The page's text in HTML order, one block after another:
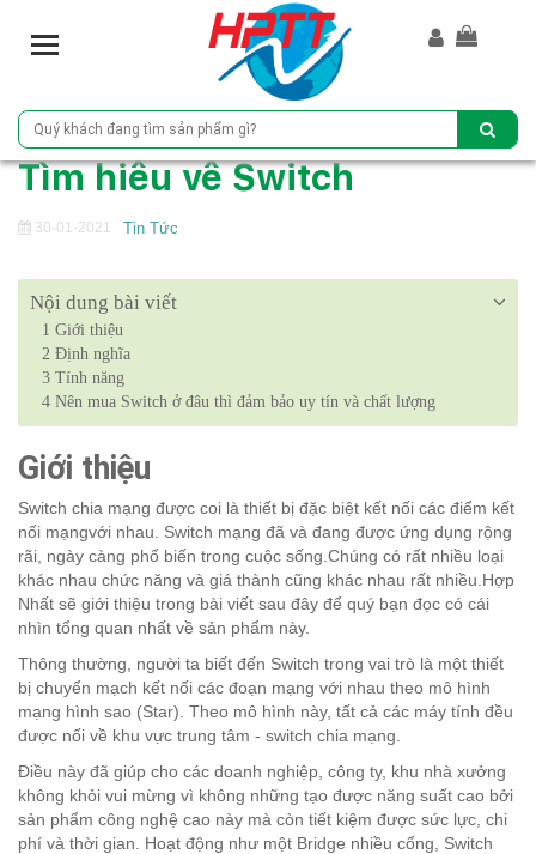
T
l
e
a
i
g
a
t
i
o
Tìm hiều về Switch
30-01-2021 Tin Tức
Nội dung bài viết
1 Giới thiệu
2 Định nghĩa
3 Tính năng
4 Nên mua Switch ở đâu thì đảm bảo uy tín và chất lượng
Giới thiệu
Switch chia mạng được coi là thiết bị đặc biệt kết nối các điểm kết
nối mạngvới nhau. Switch mạng đã và đang được ứng dụng rộng
rãi, ngày càng phổ biến trong cuộc sống.Chúng có rất nhiều loại
khác nhau chức năng và giá thành cũng khác nhau rất nhiều.Hợp
Nhất sẽ giới thiệu trong bài viết sau đây để quý bạn đọc có cái
nhìn tổng quan nhất về sản phẩm này.
Thông thường, người ta biết đến Switch trong vai trò là một thiết
bị chuyển mạch kết nối các đoạn mạng với nhau theo mô hình
mạng hình sao (Star). Theo mô hình này, tất cả các máy tính đều
được nối về khu vực trung tâm - switch chia mạng.
Điều này đã giúp cho các doanh nghiệp, công ty, khu nhà xưởng
không khỏi vui mừng vì không những tạo được năng suất cao bởi
sản phẩm công nghệ cao này mà còn tiết kiệm được sức lực, chi
phí và thời gian. Hoạt động như một Bridge nhiều cổng, Switch